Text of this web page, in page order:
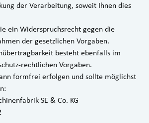
der Verarbeitung, soweit Ihnen dies
ein Widerspruchsrecht gegen die
der gesetzlichen Vorgaben.
besteht ebenfalls im
rechtlichen Vorgaben.
form­frei erfolgen und sollte möglichst
SE & Co. KG